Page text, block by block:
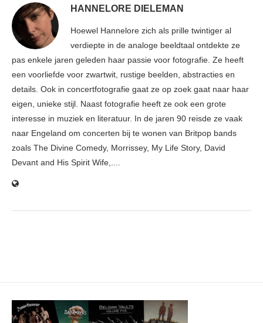
HANNELORE DIELEMAN
Hoewel Hannelore zich als prille twintiger al
verdiepte in de analoge beeldtaal ontdekte ze
pas enkele jaren geleden haar passie voor fotografie. Ze heeft
een voorliefde voor zwartwit, rustige beelden, abstracties en
details. Ook in concertfotografie gaat ze op zoek gaat naar haar
eigen, unieke stijl. Naast fotografie heeft ze ook een grote
interesse in muziek en literatuur. In de jaren 90 reisde ze vaak
naar Engeland om concerten bij te wonen van Britpop bands
zoals The Divine Comedy, Morrissey, My Life Story, David
Devant and His Spirit Wife,....